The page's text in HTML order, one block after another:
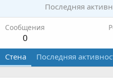
Последняя
Сообщения
0
Стена Последняя